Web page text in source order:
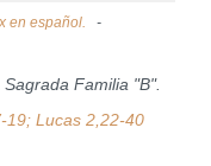
en español.
Familia "B".
19; Lucas 2,22-40